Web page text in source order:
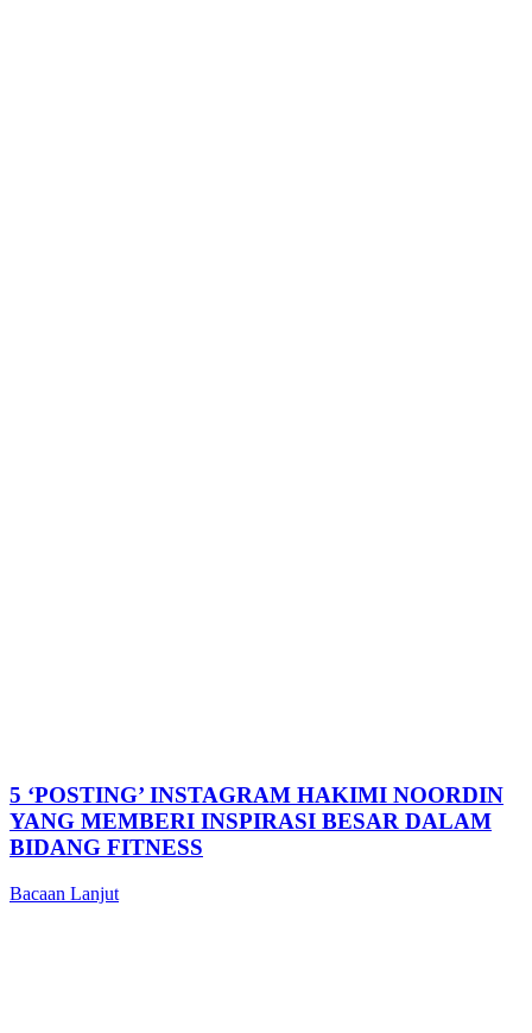
5 ‘POSTING’ INSTAGRAM HAKIMI NOORDIN
YANG MEMBERI INSPIRASI BESAR DALAM
BIDANG FITNESS
Bacaan Lanjut